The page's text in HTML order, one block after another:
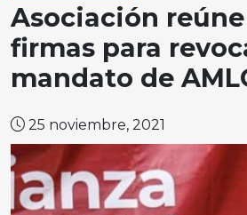
Asociación reúne
firmas para
mandato de
25 noviembre, 2021